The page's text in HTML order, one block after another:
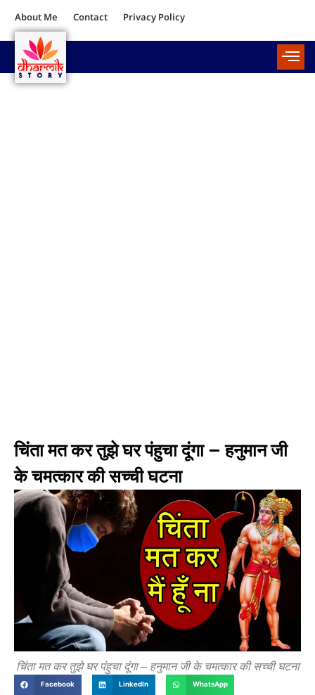
About Me Contact Privacy Policy
चिंता मत कर तुझे घर पंहुचा दूंगा – हनुमान जी
के चमत्कार की सच्ची घटना
चिंता मत कर तुझे घर पंहुचा दूंगा – हनुमान जी के चमत्कार की सच्ची घटना
Facebook LinkedIn WhatsApp